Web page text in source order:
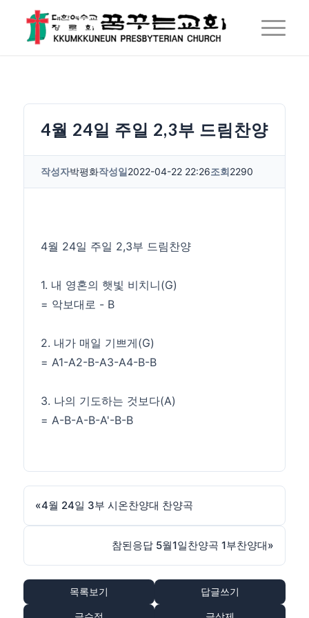
4월 24일 주일 2,3부 드림찬양
작성자박평화작성일2022-04-22 22:26조회2290
4월 24일 주일 2,3부 드림찬양
1. 내 영혼의 햇빛 비치니(G)
= 악보대로 - B
2. 내가 매일 기쁘게(G)
= A1-A2-B-A3-A4-B-B
3. 나의 기도하는 것보다(A)
= A-B-A-B-A'-B-B
«4월 24일 3부 시온찬양대 찬양곡
참된응답 5월1일찬양곡 1부찬양대»
목록보기 답글쓰기